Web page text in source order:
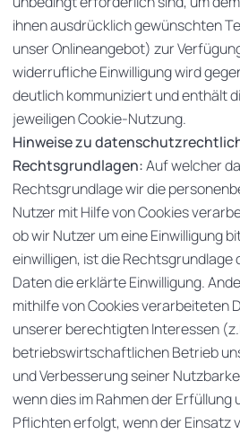
ihnen ausdrücklich gewünschten
unser Onlineangebot) zur
widerrufliche Einwilligung wird
deutlich kommuniziert und enthält
jeweiligen Cookie-Nutzung.
Hinweise zu
Rechtsgrundlagen:Auf welcher
Rechtsgrundlage wir die
Nutzer mit Hilfe von Cookies
ob wir Nutzer um eine Einwilligung
einwilligen, ist die Rechtsgrundlage
Daten die erklärte Einwilligung.
mithilfe von Cookies verarbeiteten
unserer berechtigten Interessen
betriebswirtschaftlichen Betrieb
und Verbesserung seiner
wenn dies im Rahmen der
Pflichten erfolgt, wenn der Einsatz